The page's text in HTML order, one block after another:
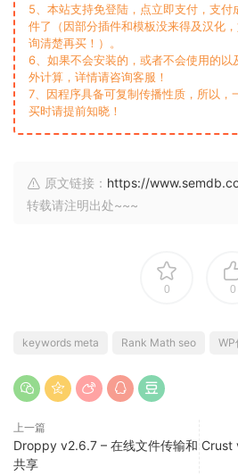
5、本站支持免登陆，点立即支付，支付
件了（因部分插件和模板没来得及汉化
询清楚再买！）。
6、如果不会安装的，或者不会使用的以
外计算，详情请咨询客服！
7、因程序具备可复制传播性质，所以，
买时请提前知晓！
原文链接： https://
转载请注明出处~~~
0 0
keywords meta Rank Math seo WP
上一篇
Droppy v2.6.7 – 在线文件传输和
共享
Crust